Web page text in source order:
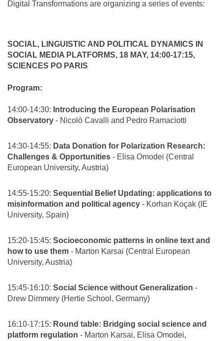
Digital Transformations are organizing a series of events:
SOCIAL, LINGUISTIC AND POLITICAL DYNAMICS IN
SOCIAL MEDIA PLATFORMS, 18 MAY, 14:00-17:15,
SCIENCES PO PARIS
Program:
14:00-14:30: Introducing the European Polarisation
Observatory - Nicolò Cavalli and Pedro Ramaciotti
14:30-14:55: Data Donation for Polarization Research:
Challenges & Opportunities - Elisa Omodei (Central
European University, Austria)
14:55-15:20: Sequential Belief Updating: applications to
misinformation and political agency - Korhan Koçak (IE
University, Spain)
15:20-15:45: Socioeconomic patterns in online text and
how to use them - Marton Karsai (Central European
University, Austria)
15:45-16:10: Social Science without Generalization -
Drew Dimmery (Hertie School, Germany)
16:10-17:15: Round table: Bridging social science and
platform regulation - Marton Karsai, Elisa Omodei,